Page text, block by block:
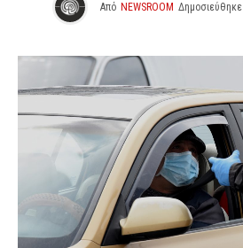
Από NEWSROOM Δημοσιεύθηκε